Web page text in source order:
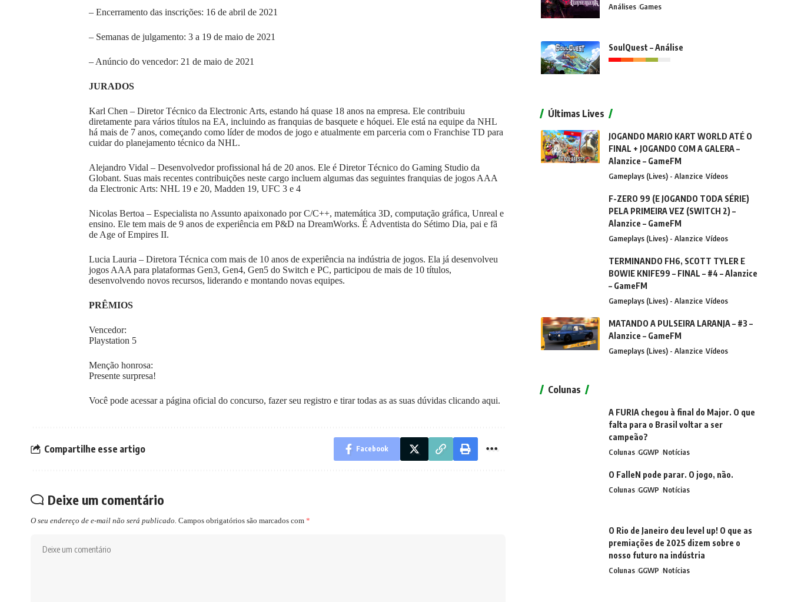
– Encerramento das inscrições: 16 de abril de 2021
– Semanas de julgamento: 3 a 19 de maio de 2021
– Anúncio do vencedor: 21 de maio de 2021
JURADOS
Karl Chen – Diretor Técnico da Electronic Arts, estando há quase 18 anos na empresa. Ele contribuiu
diretamente para vários títulos na EA, incluindo as franquias de basquete e hóquei. Ele está na equipe da NHL
há mais de 7 anos, começando como líder de modos de jogo e atualmente em parceria com o Franchise TD para
cuidar do planejamento técnico da NHL.
Alejandro Vidal – Desenvolvedor profissional há de 20 anos. Ele é Diretor Técnico do Gaming Studio da
Globant. Suas mais recentes contribuições neste cargo incluem algumas das seguintes franquias de jogos AAA
da Electronic Arts: NHL 19 e 20, Madden 19, UFC 3 e 4
Nicolas Bertoa – Especialista no Assunto apaixonado por C/C++, matemática 3D, computação gráfica, Unreal e
ensino. Ele tem mais de 9 anos de experiência em P&D na DreamWorks. É Adventista do Sétimo Dia, pai e fã
de Age of Empires II.
Lucia Lauria – Diretora Técnica com mais de 10 anos de experiência na indústria de jogos. Ela já desenvolveu
jogos AAA para plataformas Gen3, Gen4, Gen5 do Switch e PC, participou de mais de 10 títulos,
desenvolvendo novos recursos, liderando e montando novas equipes.
PRÊMIOS
Vencedor:
Playstation 5
Menção honrosa:
Presente surpresa!
Você pode acessar a página oficial do concurso, fazer seu registro e tirar todas as as suas dúvidas clicando aqui.
Compartilhe esse artigo Facebook
Deixe um comentário
O seu endereço de e-mail não será publicado. Campos obrigatórios são marcados com *
Análises Games
SoulQuest – Análise
Últimas Lives
JOGANDO MARIO KART WORLD ATÉ O
FINAL + JOGANDO COM A GALERA –
Alanzice – GameFM
Gameplays (Lives) - Alanzice Vídeos
F-ZERO 99 (E JOGANDO TODA SÉRIE)
PELA PRIMEIRA VEZ (SWITCH 2) –
Alanzice – GameFM
Gameplays (Lives) - Alanzice Vídeos
TERMINANDO FH6, SCOTT TYLER E
BOWIE KNIFE99 – FINAL – #4 – Alanzice
– GameFM
Gameplays (Lives) - Alanzice Vídeos
MATANDO A PULSEIRA LARANJA – #3 –
Alanzice – GameFM
Gameplays (Lives) - Alanzice Vídeos
Colunas
A FURIA chegou à final do Major. O que
falta para o Brasil voltar a ser
campeão?
Colunas GGWP Notícias
O FalleN pode parar. O jogo, não.
Colunas GGWP Notícias
O Rio de Janeiro deu level up! O que as
premiações de 2025 dizem sobre o
nosso futuro na indústria
Colunas GGWP Notícias